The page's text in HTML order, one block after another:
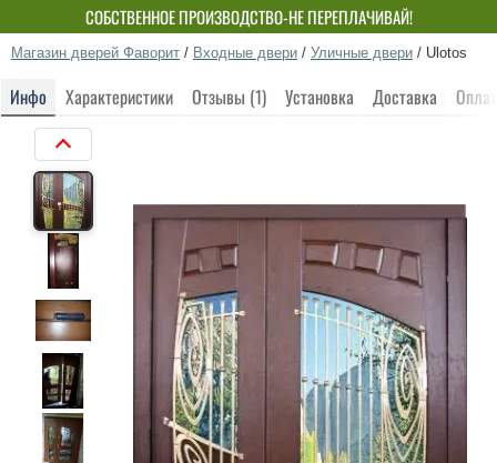
СОБСТВЕННОЕ ПРОИЗВОДСТВО-НЕ ПЕРЕПЛАЧИВАЙ!
Магазин дверей Фаворит / Входные двери / Уличные двери / Ulotos
Инфо Характеристики Отзывы (1) Установка Доставка